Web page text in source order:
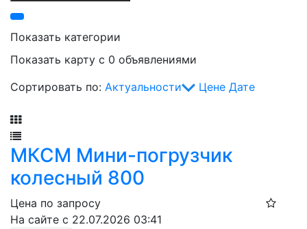
Показать категории
Показать карту с 0 объявлениями
Сортировать по: Актуальности Цене Дате
МКСМ Мини-погрузчик
колесный 800
Цена по запросу
На сайте с 22.07.2026 03:41